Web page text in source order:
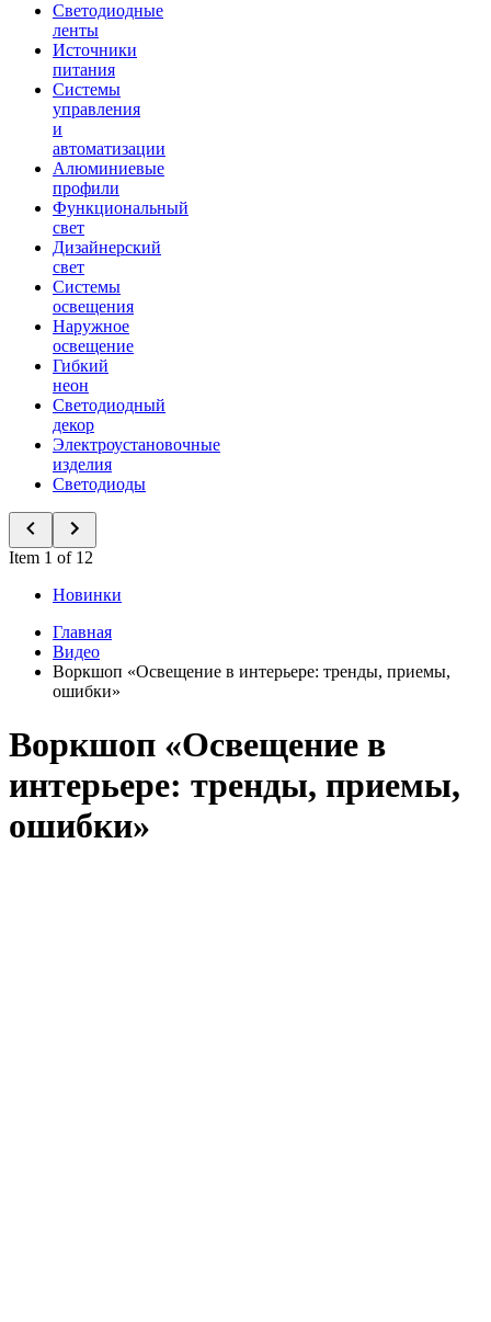
Светодиодные
ленты
Источники
питания
Системы
управления
и
автоматизации
Алюминиевые
профили
Функциональный
свет
Дизайнерский
свет
Системы
освещения
Наружное
освещение
Гибкий
неон
Светодиодный
декор
Электроустановочные
изделия
Светодиоды
Item 1 of 12
Новинки
Главная
Видео
Воркшоп «Освещение в интерьере: тренды, приемы,
ошибки»
Воркшоп «Освещение в
интерьере: тренды, приемы,
ошибки»